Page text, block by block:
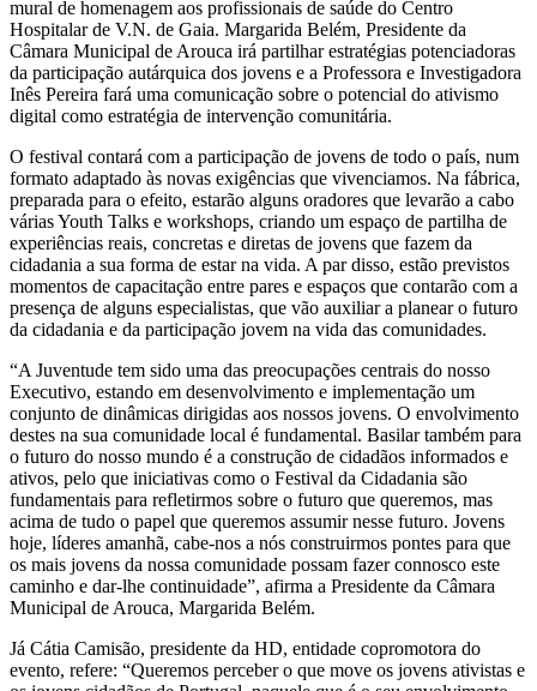
mural de homenagem aos profissionais de saúde do Centro
Hospitalar de V.N. de Gaia. Margarida Belém, Presidente da
Câmara Municipal de Arouca irá partilhar estratégias potenciadoras
da participação autárquica dos jovens e a Professora e Investigadora
Inês Pereira fará uma comunicação sobre o potencial do ativismo
digital como estratégia de intervenção comunitária.
O festival contará com a participação de jovens de todo o país, num
formato adaptado às novas exigências que vivenciamos. Na fábrica,
preparada para o efeito, estarão alguns oradores que levarão a cabo
várias Youth Talks e workshops, criando um espaço de partilha de
experiências reais, concretas e diretas de jovens que fazem da
cidadania a sua forma de estar na vida. A par disso, estão previstos
momentos de capacitação entre pares e espaços que contarão com a
presença de alguns especialistas, que vão auxiliar a planear o futuro
da cidadania e da participação jovem na vida das comunidades.
“A Juventude tem sido uma das preocupações centrais do nosso
Executivo, estando em desenvolvimento e implementação um
conjunto de dinâmicas dirigidas aos nossos jovens. O envolvimento
destes na sua comunidade local é fundamental. Basilar também para
o futuro do nosso mundo é a construção de cidadãos informados e
ativos, pelo que iniciativas como o Festival da Cidadania são
fundamentais para refletirmos sobre o futuro que queremos, mas
acima de tudo o papel que queremos assumir nesse futuro. Jovens
hoje, líderes amanhã, cabe-nos a nós construirmos pontes para que
os mais jovens da nossa comunidade possam fazer connosco este
caminho e dar-lhe continuidade”, afirma a Presidente da Câmara
Municipal de Arouca, Margarida Belém.
Já Cátia Camisão, presidente da HD, entidade copromotora do
evento, refere: “Queremos perceber o que move os jovens ativistas e